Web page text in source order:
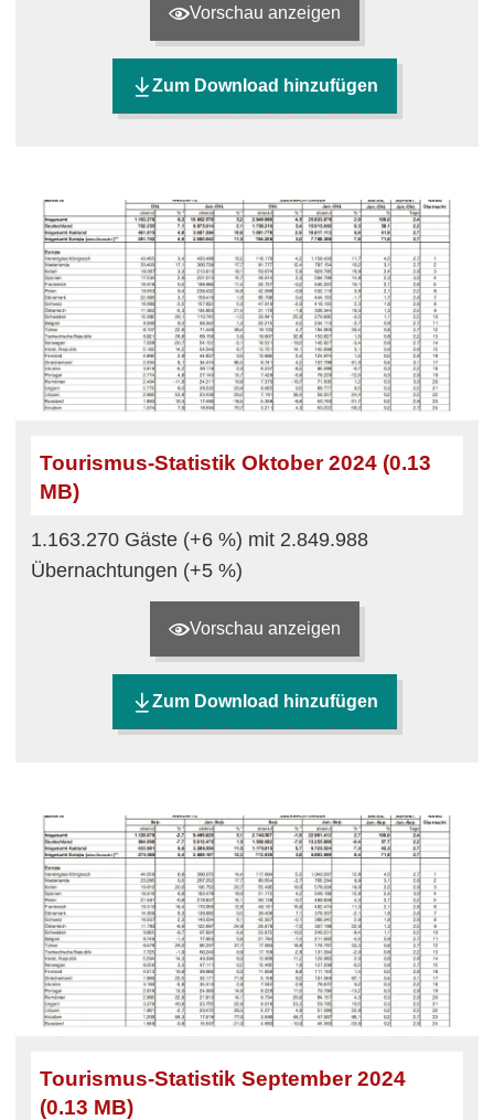
Vorschau anzeigen
Zum Download hinzufügen
Tourismus-Statistik Oktober 2024 (0.13
MB)
1.163.270 Gäste (+6 %) mit 2.849.988
Übernachtungen (+5 %)
Vorschau anzeigen
Zum Download hinzufügen
Tourismus-Statistik September 2024
(0.13 MB)